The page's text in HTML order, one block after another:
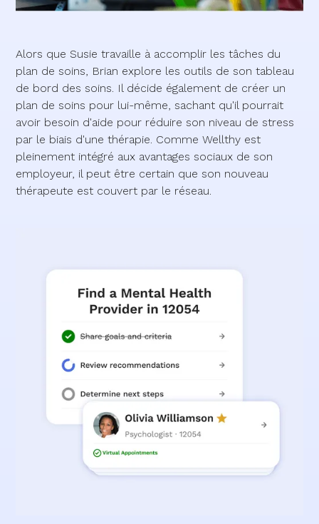
Alors que Susie travaille à accomplir les tâches du
plan de soins, Brian explore les outils de son tableau
de bord des soins. Il décide également de créer un
plan de soins pour lui-même, sachant qu'il pourrait
avoir besoin d'aide pour réduire son niveau de stress
par le biais d'une thérapie. Comme Wellthy est
pleinement intégré aux avantages sociaux de son
employeur, il peut être certain que son nouveau
thérapeute est couvert par le réseau.